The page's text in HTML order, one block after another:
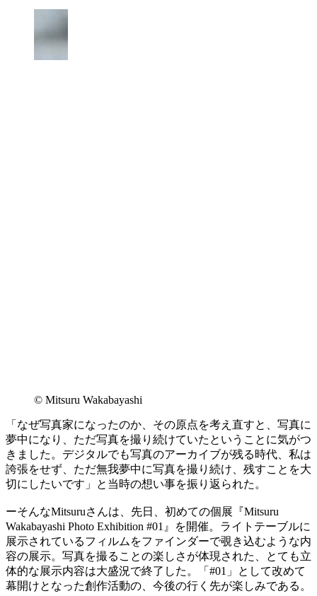
© Mitsuru Wakabayashi
「なぜ写真家になったのか、その原点を考え直すと、写真に
夢中になり、ただ写真を撮り続けていたということに気がつ
きました。デジタルでも写真のアーカイブが残る時代、私は
誇張をせず、ただ無我夢中に写真を撮り続け、残すことを大
切にしたいです」と当時の想い事を振り返られた。
ーそんなMitsuruさんは、先日、初めての個展『Mitsuru
Wakabayashi Photo Exhibition #01』を開催。ライトテーブルに
展示されているフィルムをファインダーで覗き込むような内
容の展示。写真を撮ることの楽しさが体現された、とても立
体的な展示内容は大盛況で終了した。「#01」として改めて
幕開けとなった創作活動の、今後の行く先が楽しみである。